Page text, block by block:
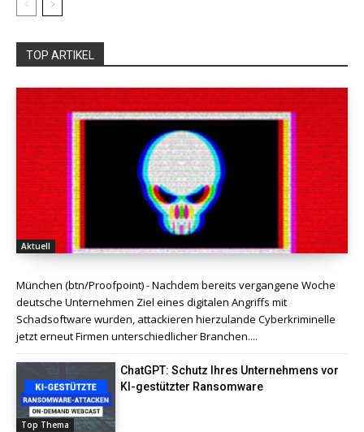
TOP ARTIKEL
Aktuell
München (btn/Proofpoint) - Nachdem bereits vergangene Woche
deutsche Unternehmen Ziel eines digitalen Angriffs mit
Schadsoftware wurden, attackieren hierzulande Cyberkriminelle
jetzt erneut Firmen unterschiedlicher Branchen....
Top Thema
ChatGPT: Schutz Ihres Unternehmens vor
KI-gestützter Ransomware